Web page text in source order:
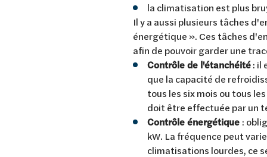
la climatisation est plus
Il y a aussi plusieurs tâches
énergétique ». Ces tâches
afin de pouvoir garder une
Contrôle de l'étanchéité: il
que la capacité de
tous les six mois ou tous
doit être effectuée par un
Contrôle énergétique :
kW. La fréquence peut
climatisations lourdes, ce